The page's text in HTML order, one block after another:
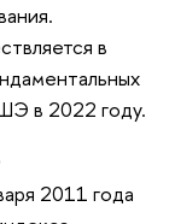
в
в 2022 году.
2011 года